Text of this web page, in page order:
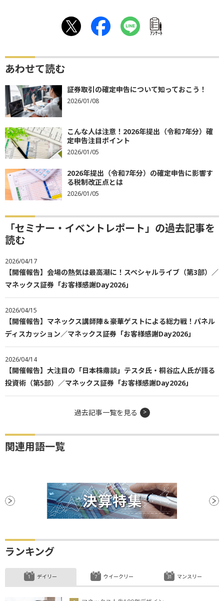
ｱﾝｹｰﾄ
あわせて読む
証券取引の確定申告について知っておこう！
2026/01/08
こんな人は注意！2026年提出（令和7年分）確
定申告注目ポイント
2026/01/05
2026年提出（令和7年分）の確定申告に影響す
る税制改正点とは
2026/01/05
「セミナー・イベントレポート」の過去記事を
読む
2026/04/17
【開催報告】会場の熱気は最高潮に！スペシャルライブ（第3部）／
マネックス証券「お客様感謝Day2026」
2026/04/15
【開催報告】マネックス講師陣＆豪華ゲストによる総力戦！パネル
ディスカッション／マネックス証券「お客様感謝Day2026」
2026/04/14
【開催報告】大注目の「日本株鼎談」テスタ氏・桐谷広人氏が語る
投資術（第5部）／マネックス証券「お客様感謝Day2026」
過去記事一覧を見る
関連用語一覧
ランキング
デイリー ウイークリー マンスリー